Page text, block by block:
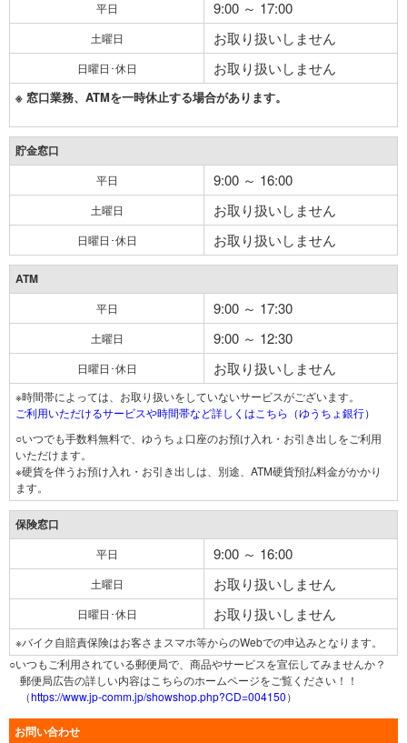
平日 9:00 ～ 17:00
土曜日 お取り扱いしません
日曜日･休日 お取り扱いしません
※ 窓口業務、ATMを一時休止する場合があります。
貯金窓口
平日 9:00 ～ 16:00
土曜日 お取り扱いしません
日曜日･休日 お取り扱いしません
ATM
平日 9:00 ～ 17:30
土曜日 9:00 ～ 12:30
日曜日･休日 お取り扱いしません
※時間帯によっては、お取り扱いをしていないサービスがございます。
ご利用いただけるサービスや時間帯など詳しくはこちら（ゆうちょ銀行）
○いつでも手数料無料で、ゆうちょ口座のお預け入れ・お引き出しをご利用
いただけます。
※硬貨を伴うお預け入れ・お引き出しは、別途、ATM硬貨預払料金がかかり
ます。
保険窓口
平日 9:00 ～ 16:00
土曜日 お取り扱いしません
日曜日･休日 お取り扱いしません
※バイク自賠責保険はお客さまスマホ等からのWebでの申込みとなります。
○いつもご利用されている郵便局で、商品やサービスを宣伝してみませんか？
郵便局広告の詳しい内容はこちらのホームページをご覧ください！！
（https://www.jp-comm.jp/showshop.php?CD=004150）
お問い合わせ